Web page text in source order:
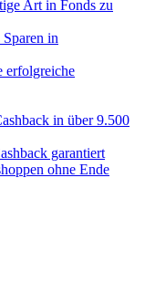
Art in Fonds zu
Sparen in
erfolgreiche
in über 9.500
garantiert
ohne Ende